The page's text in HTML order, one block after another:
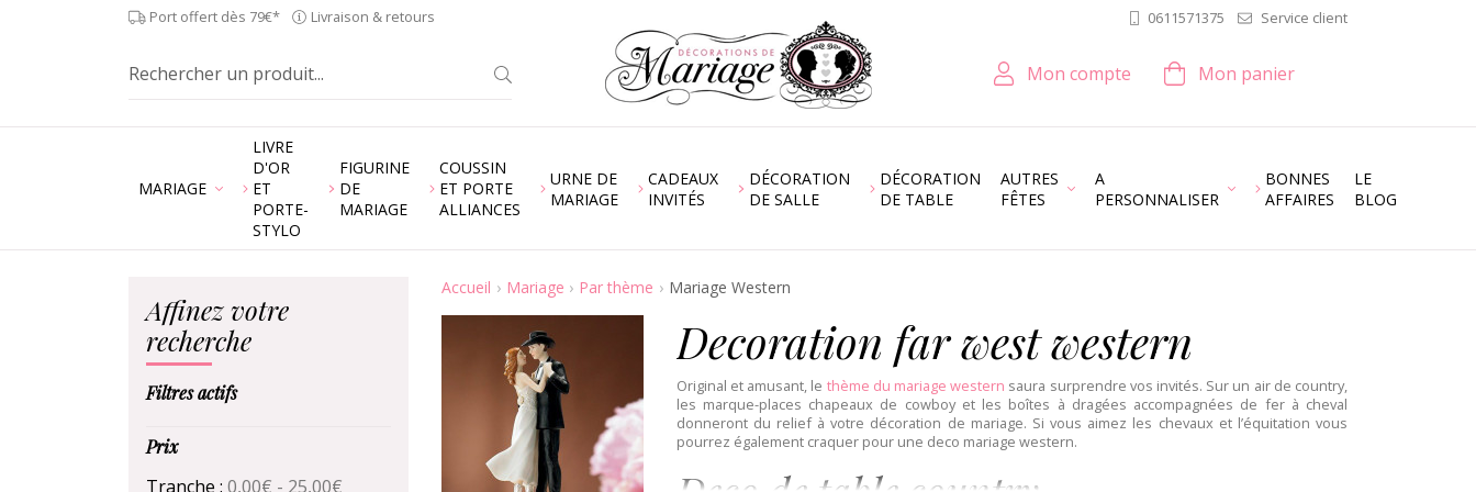
Port offert dès 79€* Livraison & retours 0611571375 Service client
Mon compte Mon panier
MARIAGE
LIVRE
D'OR
ET
PORTE-
STYLO
FIGURINE
DE
MARIAGE
COUSSIN
ET PORTE
ALLIANCES
URNE DE
MARIAGE
CADEAUX
INVITÉS
DÉCORATION
DE SALLE
DÉCORATION
DE TABLE
AUTRES
FÊTES
A
PERSONNALISER
BONNES
AFFAIRES
LE
BLOG
Affinez votre
recherche
Filtres actifs
Prix
Tranche : 0,00€ - 25,00€
Accueil Mariage Par thème Mariage Western
Decoration far west western
Original et amusant, le thème du mariage western saura surprendre vos invités. Sur un air de country,
les marque-places chapeaux de cowboy et les boîtes à dragées accompagnées de fer à cheval
donneront du relief à votre décoration de mariage. Si vous aimez les chevaux et l’équitation vous
pourrez également craquer pour une deco mariage western.